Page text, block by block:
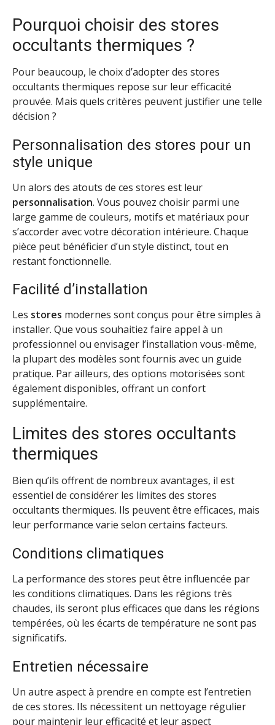
Pourquoi choisir des stores
occultants thermiques ?
Pour beaucoup, le choix d’adopter des stores
occultants thermiques repose sur leur efficacité
prouvée. Mais quels critères peuvent justifier une telle
décision ?
Personnalisation des stores pour un
style unique
Un alors des atouts de ces stores est leur
personnalisation. Vous pouvez choisir parmi une
large gamme de couleurs, motifs et matériaux pour
s’accorder avec votre décoration intérieure. Chaque
pièce peut bénéficier d’un style distinct, tout en
restant fonctionnelle.
Facilité d’installation
Les stores modernes sont conçus pour être simples à
installer. Que vous souhaitiez faire appel à un
professionnel ou envisager l’installation vous-même,
la plupart des modèles sont fournis avec un guide
pratique. Par ailleurs, des options motorisées sont
également disponibles, offrant un confort
supplémentaire.
Limites des stores occultants
thermiques
Bien qu’ils offrent de nombreux avantages, il est
essentiel de considérer les limites des stores
occultants thermiques. Ils peuvent être efficaces, mais
leur performance varie selon certains facteurs.
Conditions climatiques
La performance des stores peut être influencée par
les conditions climatiques. Dans les régions très
chaudes, ils seront plus efficaces que dans les régions
tempérées, où les écarts de température ne sont pas
significatifs.
Entretien nécessaire
Un autre aspect à prendre en compte est l’entretien
de ces stores. Ils nécessitent un nettoyage régulier
pour maintenir leur efficacité et leur aspect